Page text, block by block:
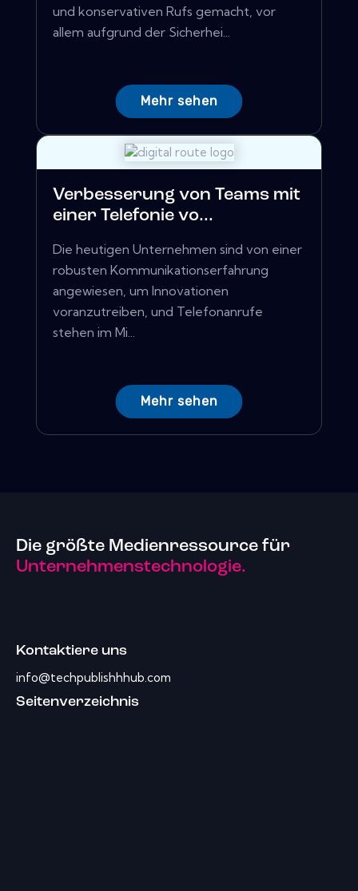
und konservativen Rufs gemacht, vor
allem aufgrund der Sicherhei...
Mehr sehen
Verbesserung von Teams mit
einer Telefonie vo...
Die heutigen Unternehmen sind von einer
robusten Kommunikationserfahrung
angewiesen, um Innovationen
voranzutreiben, und Telefonanrufe
stehen im Mi...
Mehr sehen
Die größte Medienressource für
Unternehmenstechnologie.
Kontaktiere uns
info@techpublishhhub.com
Seitenverzeichnis